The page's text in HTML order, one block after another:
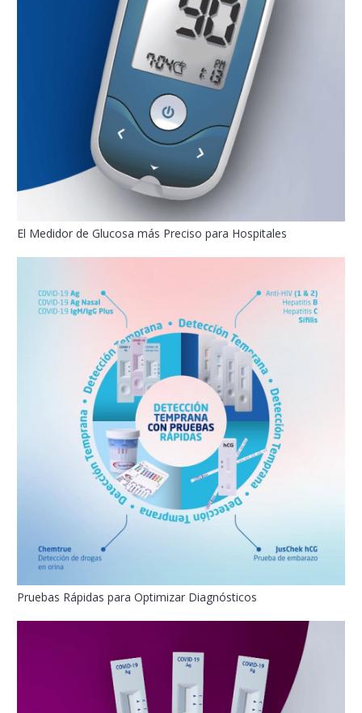
El Medidor de Glucosa más Preciso para Hospitales
Pruebas Rápidas para Optimizar Diagnósticos